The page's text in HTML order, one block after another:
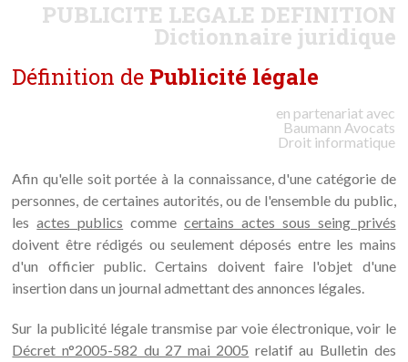
PUBLICITE LEGALE DEFINITION
Dictionnaire juridique
Définition de Publicité légale
en partenariat avec
Baumann Avocats
Droit informatique
Afin qu'elle soit portée à la connaissance, d'une catégorie de
personnes, de certaines autorités, ou de l'ensemble du public,
lesactes publics comme certains actes sous seing privés
doivent être rédigés ou seulement déposés entre les mains
d'un officier public. Certains doivent faire l'objet d'une
insertion dans un journal admettant des annonces légales.
Sur la publicité légale transmise par voie électronique, voir le
Décret n°2005-582 du 27 mai 2005 relatif au Bulletin des